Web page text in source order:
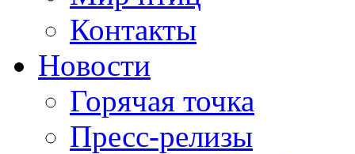
Контакты
Новости
Горячая точка
Пресс-релизы